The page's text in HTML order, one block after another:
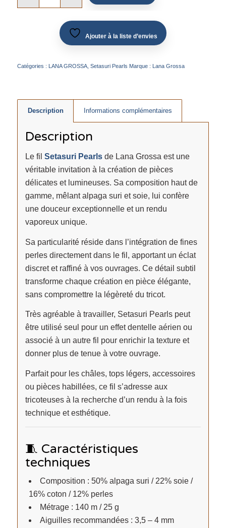
Ajouter à la liste d’envies
Catégories : LANA GROSSA, Setasuri Pearls Marque : Lana Grossa
Description Informations complémentaires
Description
Le fil Setasuri Pearlsde Lana Grossa est une
véritable invitation à la création de pièces
délicates et lumineuses. Sa composition haut de
gamme, mêlant alpaga suri et soie, lui confère
une douceur exceptionnelle et un rendu
vaporeux unique.
Sa particularité réside dans l’intégration de fines
perles directement dans le fil, apportant un éclat
discret et raffiné à vos ouvrages. Ce détail subtil
transforme chaque création en pièce élégante,
sans compromettre la légèreté du tricot.
Très agréable à travailler, Setasuri Pearls peut
être utilisé seul pour un effet dentelle aérien ou
associé à un autre fil pour enrichir la texture et
donner plus de tenue à votre ouvrage.
Parfait pour les châles, tops légers, accessoires
ou pièces habillées, ce fil s’adresse aux
tricoteuses à la recherche d’un rendu à la fois
technique et esthétique.
🧵 Caractéristiques
techniques
Composition : 50% alpaga suri / 22% soie /
16% coton / 12% perles
Métrage : 140 m / 25 g
Aiguilles recommandées : 3,5 – 4 mm